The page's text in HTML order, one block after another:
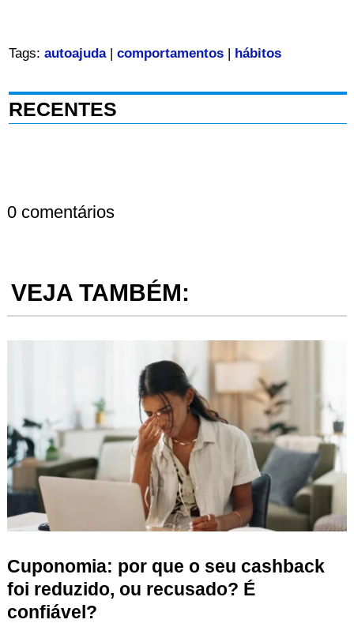
Tags: autoajuda| comportamentos| hábitos
RECENTES
0 comentários
VEJA TAMBÉM:
Cuponomia: por que o seu cashback
foi reduzido, ou recusado? É
confiável?